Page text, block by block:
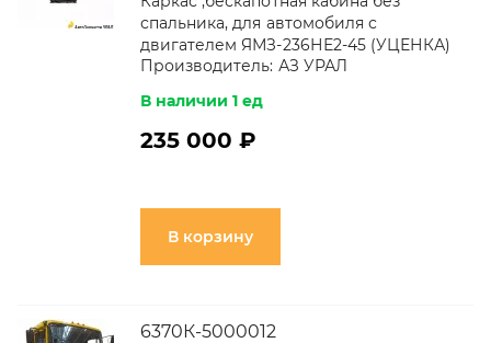
спальника, для автомобиля с
двигателем ЯМЗ-236НЕ2-45 (УЦЕНКА)
Производитель: АЗ УРАЛ
В наличии 1 ед
235 000 ₽
В корзину
6370К-5000012